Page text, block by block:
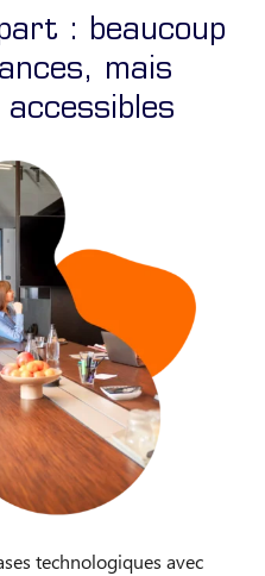
: beaucoup
mais
technologiques avec